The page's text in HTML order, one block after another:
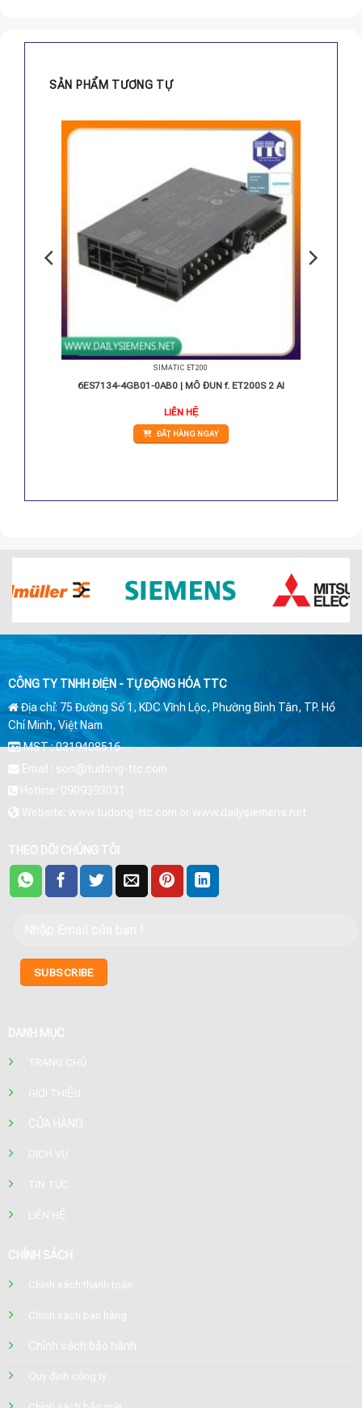
SẢN PHẨM TƯƠNG TỰ
SIMATIC ET200
6ES7134-4GB01-0AB0 | MÔ ĐUN f. ET200S 2 AI
LIÊN HỆ
ĐẶT HÀNG NGAY
CÔNG TY TNHH ĐIỆN - TỰ ĐỘNG HÓA TTC
Địa chỉ: 75 Đường Số 1, KDC Vĩnh Lộc, Phường Bình Tân, TP. Hồ
Chí Minh, Việt Nam
MST : 0319408516
Email : son@tudong-ttc.com
Hotline: 0909393031
Website: www.tudong-ttc.com or www.dailysiemens.net
THEO DÕI CHÚNG TÔI
DANH MỤC
TRANG CHỦ
GIỚI THIỆU
CỬA HÀNG
DỊCH VỤ
TIN TỨC
LIÊN HỆ
CHÍNH SÁCH
Chính sách thanh toán
Chính sách bán hàng
Chính sách bảo hành
Quy định công ty